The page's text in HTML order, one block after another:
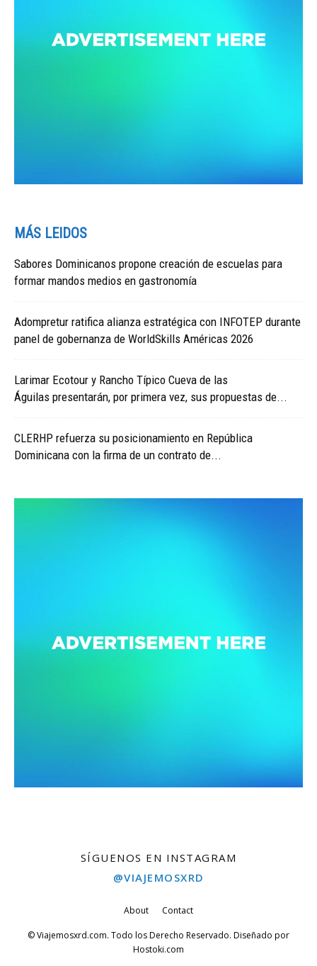
MÁS LEIDOS
Sabores Dominicanos propone creación de escuelas para
formar mandos medios en gastronomía
Adompretur ratifica alianza estratégica con INFOTEP durante
panel de gobernanza de WorldSkills Américas 2026
Larimar Ecotour y Rancho Típico Cueva de las
Águilas presentarán, por primera vez, sus propuestas de...
CLERHP refuerza su posicionamiento en República
Dominicana con la firma de un contrato de...
SÍGUENOS EN INSTAGRAM
@VIAJEMOSXRD
About Contact
© Viajemosxrd.com. Todo los Derecho Reservado. Diseñado por
Hostoki.com